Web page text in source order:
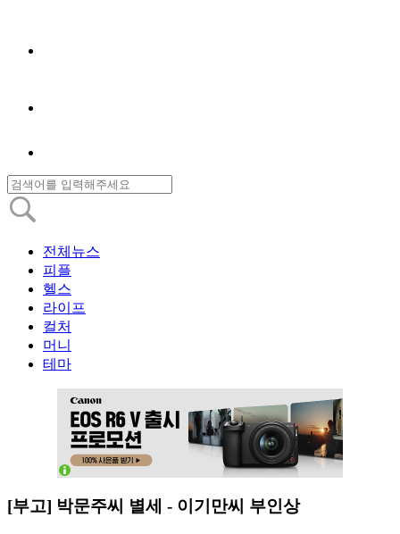
전체뉴스
피플
헬스
라이프
컬처
머니
테마
[부고] 박문주씨 별세 - 이기만씨 부인상